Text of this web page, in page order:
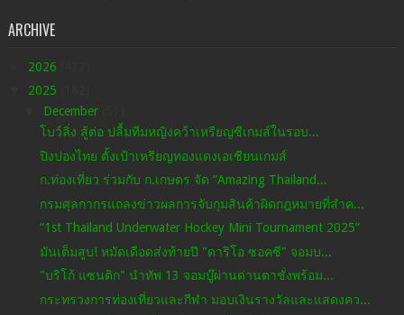
ARCHIVE
2026
2025
December
โบว์ลิ่ง สู้ต่อ ปลื้มทีมหญิงคว้าเหรียญซีเกมส์ในรอบ...
ปิงปองไทย ตั้งเป้าเหรียญทองแดงเอเชียนเกมส์
ก.ท่องเที่ยว ร่วมกับ ก.เกษตร จัด “Amazing Thailand...
กรมศุลกากรแถลงข่าวผลการจับกุมสินค้าผิดกฎหมายที่สำค...
“1st Thailand Underwater Hockey Mini Tournament 2025”
มันเต็มสูบ! หมัดเดือดส่งท้ายปี "ดาริโอ ซอคซี" จอมบ...
"บริโก้ แซนติก" นำทัพ 13 จอมบู๊ผ่านด่านตาชั่งพร้อม...
กระทรวงการท่องเที่ยวและกีฬา มอบเงินรางวัลและแสดงคว...